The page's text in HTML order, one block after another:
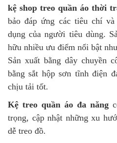
kệ shop treo quần áo thời
bảo đáp ứng các tiêu chí
dụng của người tiêu dùng.
hữu nhiều ưu điểm nổi bật
Sản xuất bằng dây chuyền
bằng sắt hộp sơn tĩnh điện
chịu tải tốt.
Kệ treo quần áo đa năng
trọng, cập nhật những xu
dễ treo đồ.